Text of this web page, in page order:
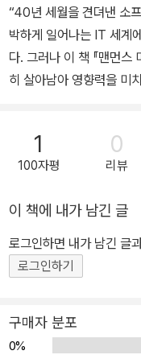
thical Man-Month)》의
“40년 세월을 견뎌낸 소프트웨어 공
박하게 일어나는 IT 세계
다. 그러나 이 책 『맨먼스
히 살아남아 영향력을 미치는 보기
트 관리자를 맡으며 겪었
내 복잡한 프로젝트에
제시한다. 소프트웨어 개
로토타입(또는 파일럿 시
이 투입했는데도 프로젝
역사가 수십 년이 되었는
지 등 오늘날에도 우리를
를 다시 점검하고 그의 작
읽는 독자들을 위해 새로
1
100자평
0
리뷰
이 책에 내가 남긴 글
로그인하면 내가 남긴 글
로그인하기
구매자 분포
0%